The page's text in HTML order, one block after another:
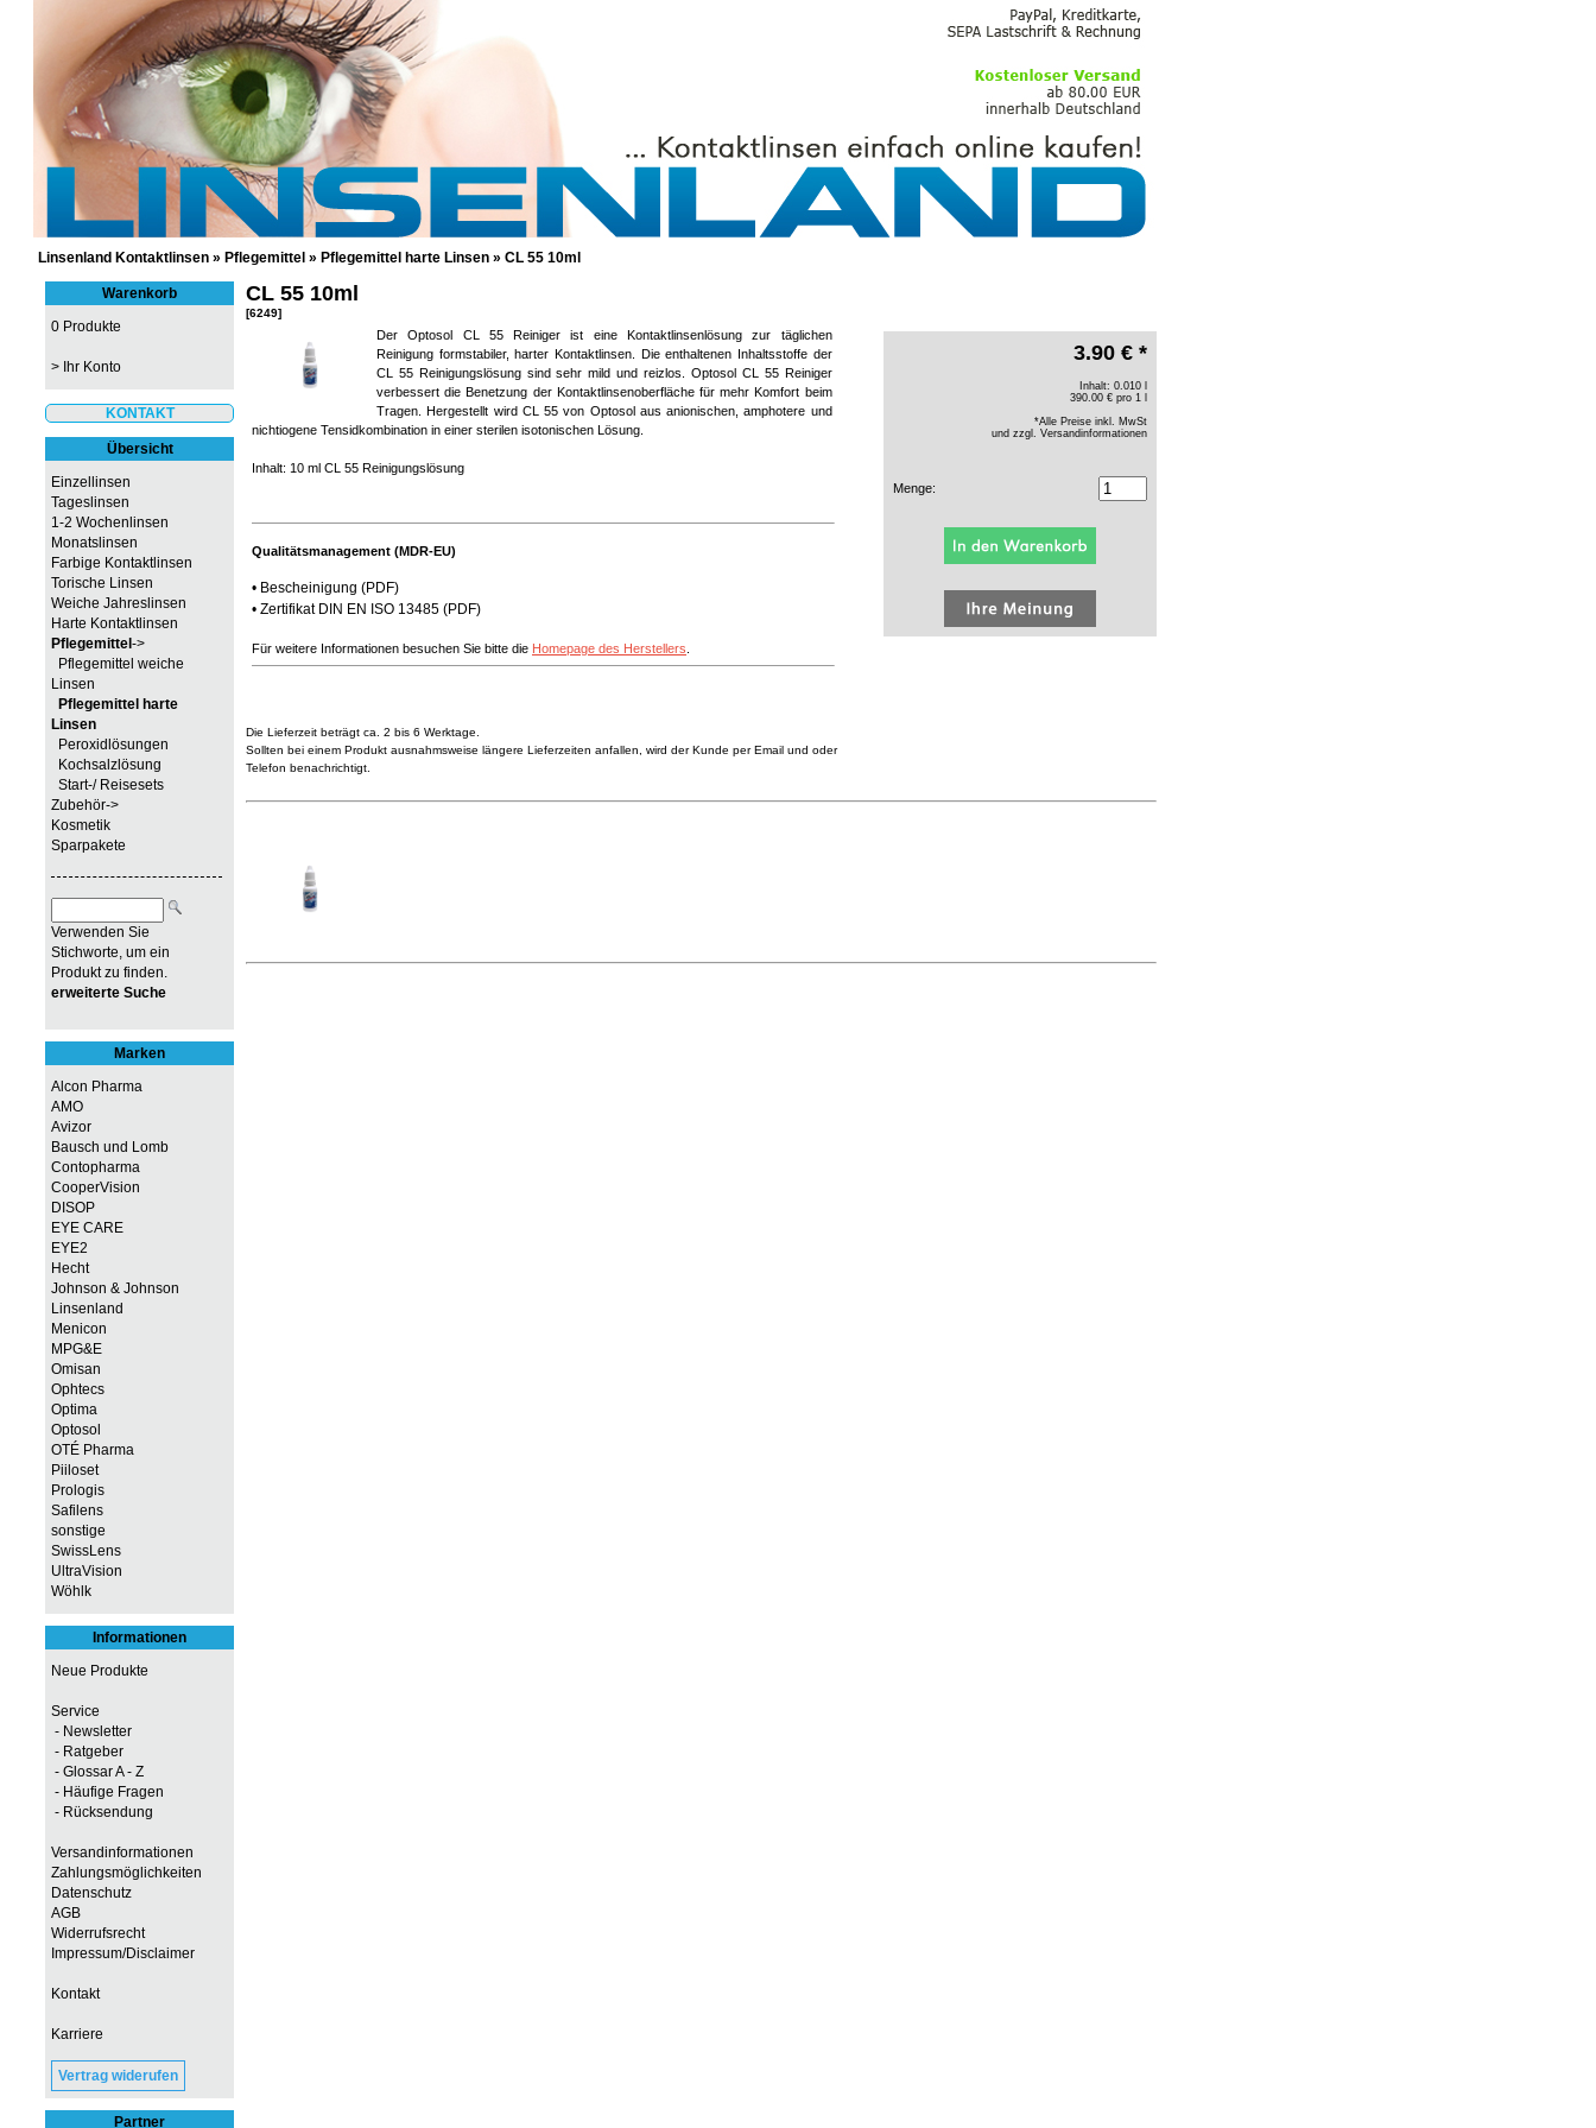
GÜNSTIGE KONTAKTLINSEN UND PFLEGEMITTEL
Linsenland Kontaktlinsen » Pflegemittel » Pflegemittel harte Linsen » CL 55 10ml
Warenkorb
0 Produkte
> Ihr Konto
KONTAKT
Übersicht
Einzellinsen
Tageslinsen
1-2 Wochenlinsen
Monatslinsen
Farbige Kontaktlinsen
Torische Linsen
Weiche Jahreslinsen
Harte Kontaktlinsen
Pflegemittel->
Pflegemittel weiche
Linsen
Pflegemittel harte
Linsen
Peroxidlösungen
Kochsalzlösung
Start-/ Reisesets
Zubehör->
Kosmetik
Sparpakete
Verwenden Sie
Stichworte, um ein
Produkt zu finden.
erweiterte Suche
Marken
Alcon Pharma
AMO
Avizor
Bausch und Lomb
Contopharma
CooperVision
DISOP
EYE CARE
EYE2
Hecht
Johnson & Johnson
Linsenland
Menicon
MPG&E
Omisan
Ophtecs
Optima
Optosol
OTÉ Pharma
Piiloset
Prologis
Safilens
sonstige
SwissLens
UltraVision
Wöhlk
Informationen
Neue Produkte
Service
- Newsletter
- Ratgeber
- Glossar A - Z
- Häufige Fragen
- Rücksendung
Versandinformationen
Zahlungsmöglichkeiten
Datenschutz
AGB
Widerrufsrecht
Impressum/Disclaimer
Kontakt
Karriere
Vertrag widerufen
Partner
CL 55 10ml
[6249]
Der Optosol CL 55 Reiniger ist eine Kontaktlinsenlösung zur täglichen
Reinigung formstabiler, harter Kontaktlinsen. Die enthaltenen Inhaltsstoffe der
CL 55 Reinigungslösung sind sehr mild und reizlos. Optosol CL 55 Reiniger
verbessert die Benetzung der Kontaktlinsenoberfläche für mehr Komfort beim
Tragen. Hergestellt wird CL 55 von Optosol aus anionischen, amphotere und
nichtiogene Tensidkombination in einer sterilen isotonischen Lösung.
Inhalt: 10 ml CL 55 Reinigungslösung
Qualitätsmanagement (MDR-EU)
• Bescheinigung (PDF)
• Zertifikat DIN EN ISO 13485 (PDF)
Für weitere Informationen besuchen Sie bitte die Homepage des Herstellers
Die Lieferzeit beträgt ca. 2 bis 6 Werktage.
Sollten bei einem Produkt ausnahmsweise längere Lieferzeiten anfallen, wird der Kunde per Email und oder
Telefon benachrichtigt.
3.90 € *
Inhalt: 0.010 l
390.00 € pro 1 l
*Alle Preise inkl. MwSt
und zzgl. Versandinformationen
Menge: